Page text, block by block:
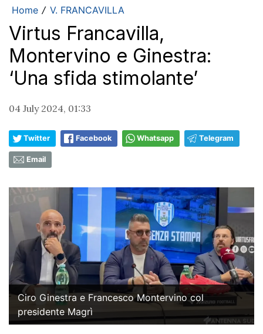
Home / V. FRANCAVILLA
Virtus Francavilla,
Montervino e Ginestra:
‘Una sfida stimolante’
04 July 2024, 01:33
Twitter Facebook Whatsapp Telegram
Email
Ciro Ginestra e Francesco Montervino col
presidente Magrì